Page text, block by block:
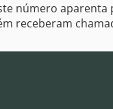
número
receberam